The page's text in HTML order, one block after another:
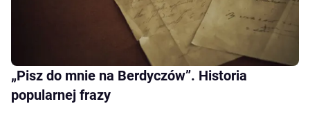
„Pisz do mnie na Berdyczów”. Historia
popularnej frazy